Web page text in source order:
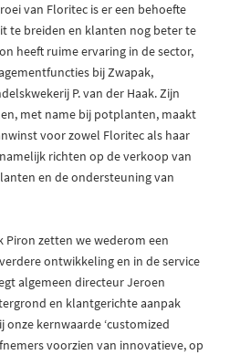
van Floritec is er een behoefte
te breiden en klanten nog beter te
heeft ruime ervaring in de sector,
bij Zwapak,
P. van der Haak. Zijn
met name bij potplanten, maakt
voor zowel Floritec als haar
richten op de verkoop van
en de ondersteuning van
Piron zetten we wederom een
ontwikkeling en in de service
algemeen directeur Jeroen
en klantgerichte aanpak
kernwaarde ‘customized
voorzien van innovatieve, op